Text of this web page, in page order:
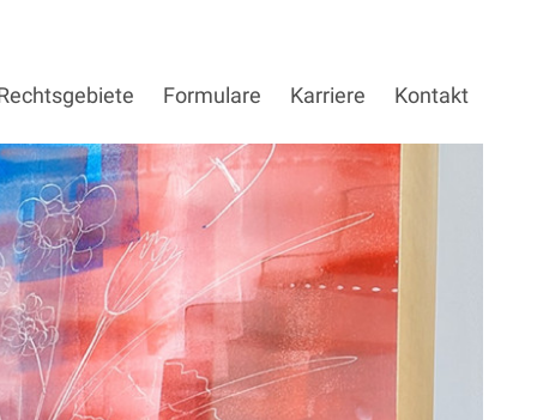
Formulare Karriere Kontakt